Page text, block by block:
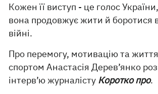
Кожен її виступ - це голос
вона продовжує жити й боротися
війні.
Про перемогу, мотивацію та
спортом Анастасія Дерев’янко
інтерв’ю журналісту Коротко про.